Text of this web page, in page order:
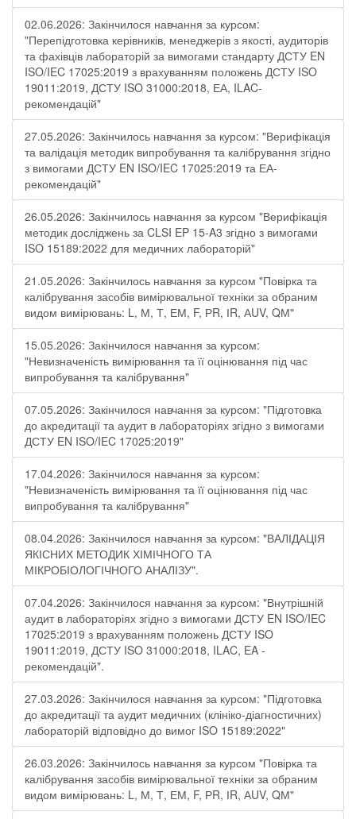
02.06.2026: Закінчилося навчання за курсом:
"Перепідготовка керівників, менеджерів з якості, аудиторів
та фахівців лабораторій за вимогами стандарту ДСТУ EN
ISO/IEC 17025:2019 з врахуванням положень ДСТУ ISO
19011:2019, ДСТУ ISO 31000:2018, ЕА, ILAC-
рекомендацій"
27.05.2026: Закінчилось навчання за курсом: "Верифікація
та валідація методик випробування та калібрування згідно
з вимогами ДСТУ EN ISO/IEC 17025:2019 та ЕА-
рекомендацій"
26.05.2026: Закінчилось навчання за курсом "Верифікація
методик досліджень за CLSI EP 15-A3 згідно з вимогами
ISO 15189:2022 для медичних лабораторій"
21.05.2026: Закінчилось навчання за курсом "Повірка та
калібрування засобів вимірювальної техніки за обраним
видом вимірювань: L, М, Т, ЕМ, F, РR, ІR, АUV, QМ"
15.05.2026: Закінчилося навчання за курсом:
"Невизначеність вимірювання та її оцінювання під час
випробування та калібрування"
07.05.2026: Закінчилося навчання за курсом: "Підготовка
до акредитації та аудит в лабораторіях згідно з вимогами
ДСТУ EN ISO/IEC 17025:2019"
17.04.2026: Закінчилося навчання за курсом:
"Невизначеність вимірювання та її оцінювання під час
випробування та калібрування"
08.04.2026: Закінчилося навчання за курсом: "ВАЛІДАЦІЯ
ЯКІСНИХ МЕТОДИК ХІМІЧНОГО ТА
МІКРОБІОЛОГІЧНОГО АНАЛІЗУ".
07.04.2026: Закінчилося навчання за курсом: "Внутрішній
аудит в лабораторіях згідно з вимогами ДСТУ EN ISO/IEC
17025:2019 з врахуванням положень ДСТУ ISO
19011:2019, ДСТУ ISO 31000:2018, ILAC, EA -
рекомендацій".
27.03.2026: Закінчилося навчання за курсом: "Підготовка
до акредитації та аудит медичних (клініко-діагностичних)
лабораторій відповідно до вимог ISO 15189:2022"
26.03.2026: Закінчилось навчання за курсом "Повірка та
калібрування засобів вимірювальної техніки за обраним
видом вимірювань: L, М, Т, ЕМ, F, РR, ІR, АUV, QМ"